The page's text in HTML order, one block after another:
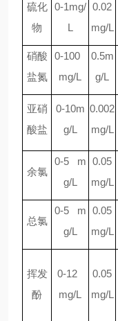
硫化
物
0-1mg/
L
0.02
mg/L
硝酸
盐氮
0-100
mg/L
0.5m
g/L
亚硝
酸盐
0-10m
g/L
0.002
mg/L
余氯
0-5 m
g/L
0.05
mg/L
总氯
0-5 m
g/L
0.05
mg/L
挥发
酚
0-12
mg/L
0.05
mg/L